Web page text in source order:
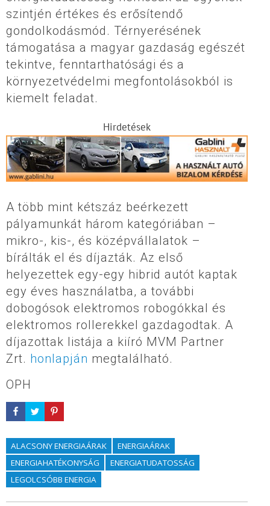
szintjén értékes és erősítendő
gondolkodásmód. Térnyerésének
támogatása a magyar gazdaság egészét
tekintve, fenntarthatósági és a
környezetvédelmi megfontolásokból is
kiemelt feladat.
Hirdetések
A több mint kétszáz beérkezett
pályamunkát három kategóriában –
mikro-, kis-, és középvállalatok –
bírálták el és díjazták. Az első
helyezettek egy-egy hibrid autót kaptak
egy éves használatba, a további
dobogósok elektromos robogókkal és
elektromos rollerekkel gazdagodtak. A
díjazottak listája a kiíró MVM Partner
Zrt. honlapján megtalálható.
OPH
ALACSONY ENERGIAÁRAK
ENERGIAÁRAK
ENERGIAHATÉKONYSÁG
ENERGIATUDATOSSÁG
LEGOLCSÓBB ENERGIA